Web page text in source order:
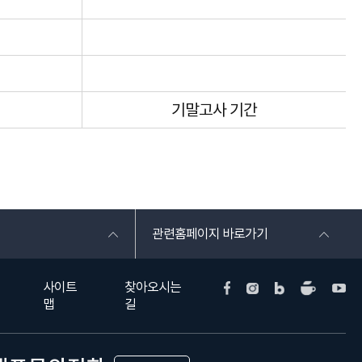
기말고사 기간
관련홈페이지 바로가기
사이트
맵
찾아오시는
길